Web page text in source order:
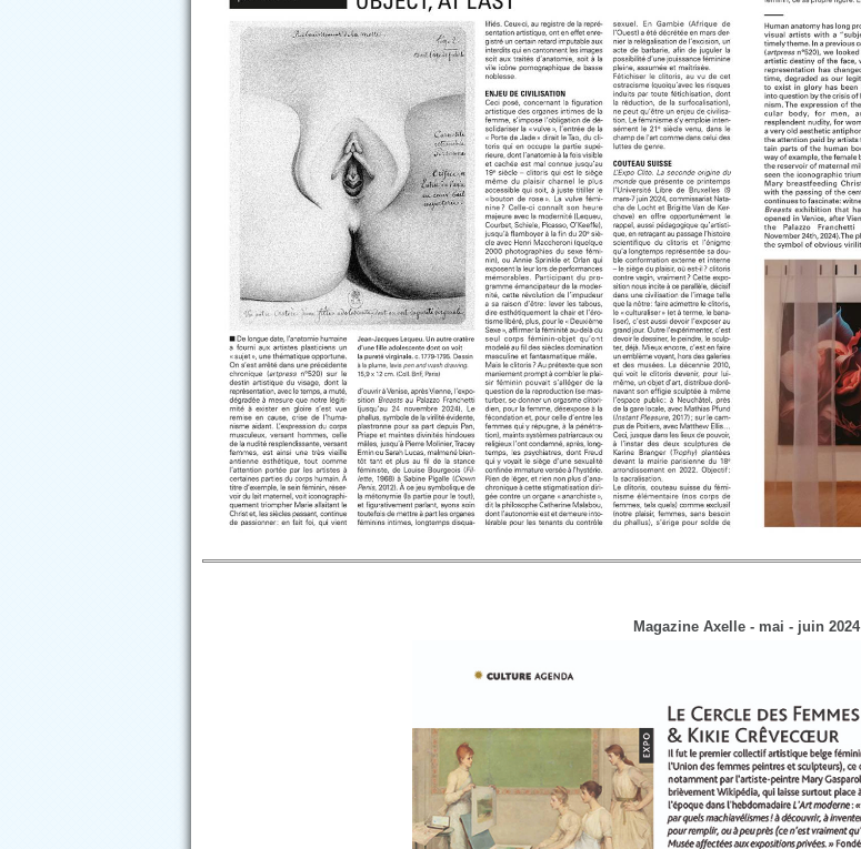
Magazine Axelle - mai - juin 2024